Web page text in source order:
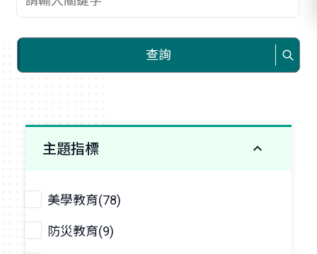
查詢
主題指標
美學教育(78)
防災教育(9)